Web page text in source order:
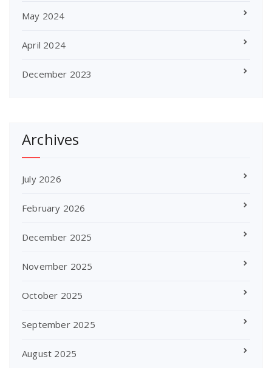
May 2024
April 2024
December 2023
Archives
July 2026
February 2026
December 2025
November 2025
October 2025
September 2025
August 2025